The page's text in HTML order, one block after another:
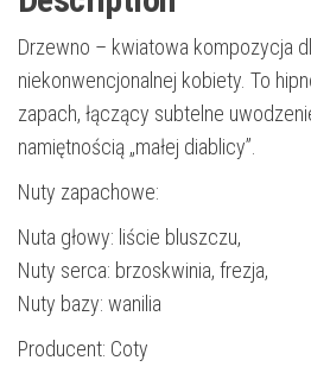
Drzewno – kwiatowa kompozycja
niekonwencjonalnej kobiety. To
zapach, łączący subtelne
namiętnością „małej diablicy”.
Nuty zapachowe:
Nuta głowy: liście bluszczu,
Nuty serca: brzoskwinia, frezja,
Nuty bazy: wanilia
Producent: Coty